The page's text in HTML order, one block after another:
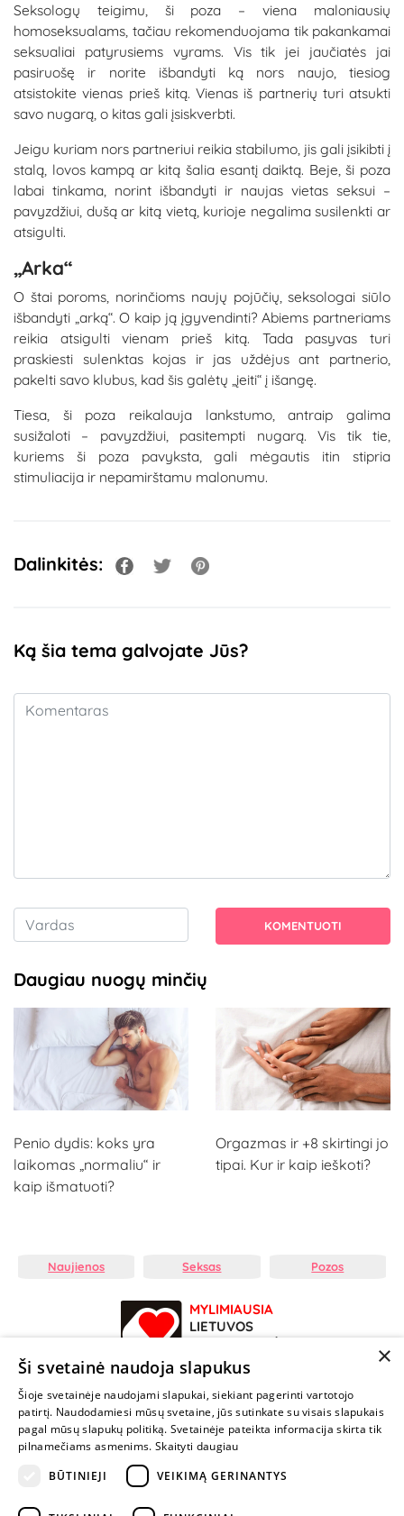
Seksologų teigimu, ši poza – viena maloniausių
homoseksualams, tačiau rekomenduojama tik pakankamai
seksualiai patyrusiems vyrams. Vis tik jei jaučiatės jai
pasiruošę ir norite išbandyti ką nors naujo, tiesiog
atsistokite vienas prieš kitą. Vienas iš partnerių turi atsukti
savo nugarą, o kitas gali įsiskverbti.
Jeigu kuriam nors partneriui reikia stabilumo, jis gali įsikibti į
stalą, lovos kampą ar kitą šalia esantį daiktą. Beje, ši poza
labai tinkama, norint išbandyti ir naujas vietas seksui –
pavyzdžiui, dušą ar kitą vietą, kurioje negalima susilenkti ar
atsigulti.
„Arka“
O štai poroms, norinčioms naujų pojūčių, seksologai siūlo
išbandyti „arką“. O kaip ją įgyvendinti? Abiems partneriams
reikia atsigulti vienam prieš kitą. Tada pasyvas turi
praskiesti sulenktas kojas ir jas uždėjus ant partnerio,
pakelti savo klubus, kad šis galėtų „įeiti“ į išangę.
Tiesa, ši poza reikalauja lankstumo, antraip galima
susižaloti – pavyzdžiui, pasitempti nugarą. Vis tik tie,
kuriems ši poza pavyksta, gali mėgautis itin stipria
stimuliacija ir nepamirštamu malonumu.
Dalinkitės:
Ką šia tema galvojate Jūs?
KOMENTUOTI
Daugiau nuogų minčių
Penio dydis: koks yra
laikomas „normaliu“ ir
kaip išmatuoti?
Orgazmas ir +8 skirtingi jo
tipai. Kur ir kaip ieškoti?
Naujienos Seksas Pozos
MYLIMIAUSIA
LIETUVOS
ELEKTRONINĖ
PARDUOTUVĖ
NENUSTOK
ŽAISTI
+370 600 84088
info@fantazijos.lt
×
Ši svetainė naudoja slapukus
Šioje svetainėje naudojami slapukai, siekiant pagerinti vartotojo
patirtį. Naudodamiesi mūsų svetaine, jūs sutinkate su visais slapukais
pagal mūsų slapukų politiką. Svetainėje pateikta informacija skirta tik
pilnamečiams asmenims. Skaityti daugiau
BŪTINIEJI
VEIKIMĄ GERINANTYS